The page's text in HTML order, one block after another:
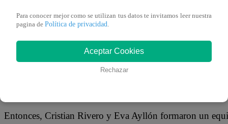
Uno de estos imperdibles juegos fue ‘Embócalo’. La
una pequeña pelota dentro de alguno de los vasos. Si
tenía que tomar el contenido de dicho vaso.
Entonces, Cristian Rivero y Eva Ayllón formaron un
Para conocer mejor como se utilizan tus datos te invitamos leer nuestra
pagina de Política de privacidad
Aceptar Cookies
Rechazar